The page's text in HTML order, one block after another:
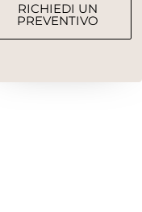
RICHIEDI UN
PREVENTIVO